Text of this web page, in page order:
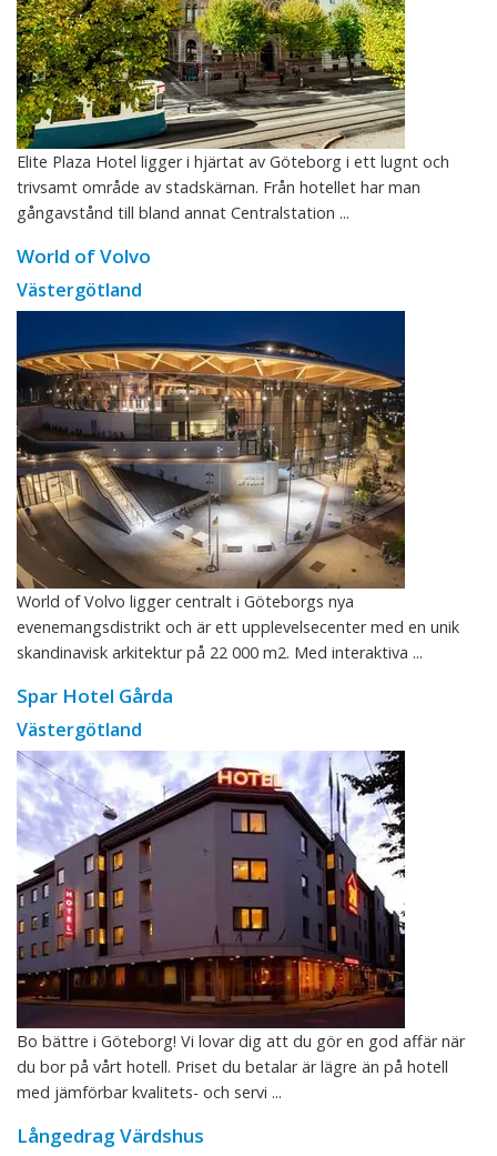
Elite Plaza Hotel ligger i hjärtat av Göteborg i ett lugnt och
trivsamt område av stadskärnan. Från hotellet har man
gångavstånd till bland annat Centralstation ...
World of Volvo
Västergötland
World of Volvo ligger centralt i Göteborgs nya
evenemangsdistrikt och är ett upplevelsecenter med en unik
skandinavisk arkitektur på 22 000 m2. Med interaktiva ...
Spar Hotel Gårda
Västergötland
Bo bättre i Göteborg! Vi lovar dig att du gör en god affär när
du bor på vårt hotell. Priset du betalar är lägre än på hotell
med jämförbar kvalitets- och servi ...
Långedrag Värdshus